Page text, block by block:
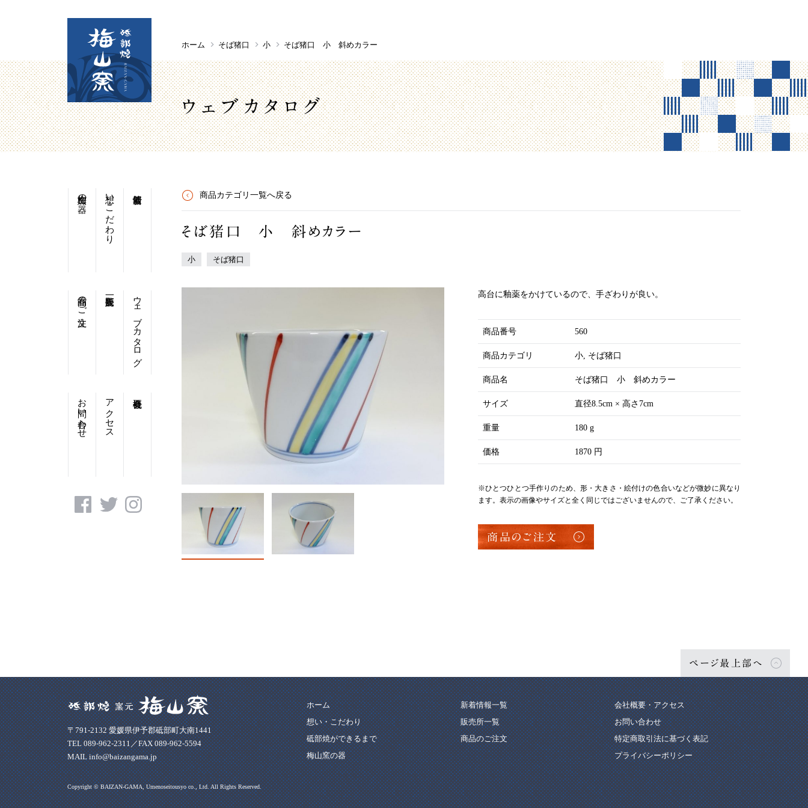
ホーム そば猪口 小 そば猪口 小 斜めカラー
ウェブカタログ
想い・こだわり
梅山窯の器
ウェブカタログ
商品のご注文
アクセス
お問い合わせ
商品カテゴリ一覧へ戻る
そば猪口 小 斜めカラー
小 そば猪口
高台に釉薬をかけているので、手ざわりが良い。
商品番号 560
商品カテゴリ 小 そば猪口
商品名 そば猪口 小 斜めカラー
サイズ 直径8.5cm × 高さ7cm
重量 180 g
価格 1870 円
※ひとつひとつ手作りのため、形・大きさ・絵付けの色合いなどが微妙に異なり
ます。表示の画像やサイズと全く同じではございませんので、ご了承ください。
商品のご注文
ページ最上部へ
〒791-2132 愛媛県伊予郡砥部町大南1441
TEL 089-962-2311／FAX 089-962-5594
MAIL info@baizangama.jp
ホーム
想い・こだわり
砥部焼ができるまで
梅山窯の器
新着情報一覧
販売所一覧
商品のご注文
会社概要・アクセス
お問い合わせ
特定商取引法に基づく表記
プライバシーポリシー
Copyright © BAIZAN-GAMA, Umenoseitousyo co., Ltd. All Rights Reserved.